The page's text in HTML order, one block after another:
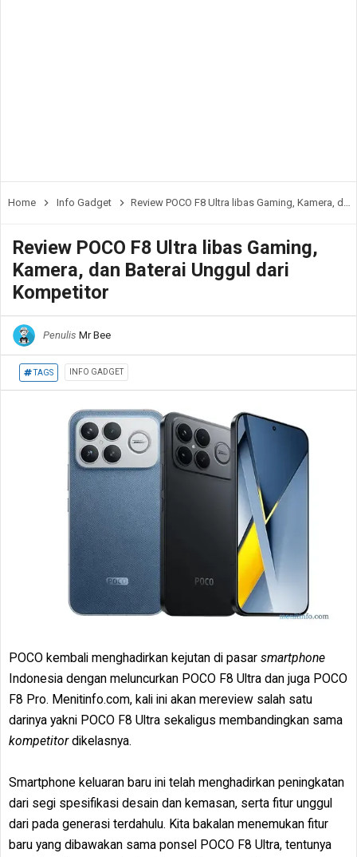
Home Info Gadget Review POCO F8 Ultra libas Gaming, Kamera, dan Baterai Unggul dari Kompetitor
Review POCO F8 Ultra libas Gaming,
Kamera, dan Baterai Unggul dari
Kompetitor
Penulis Mr Bee
TAGS INFO GADGET
POCO kembali menghadirkan kejutan di pasar smartphone
Indonesia dengan meluncurkan POCO F8 Ultra dan juga POCO
F8 Pro. Menitinfo.com, kali ini akan mereview salah satu
darinya yakni POCO F8 Ultra sekaligus membandingkan sama
kompetitordikelasnya.
Smartphone keluaran baru ini telah menghadirkan peningkatan
dari segi spesifikasi desain dan kemasan, serta fitur unggul
dari pada generasi terdahulu. Kita bakalan menemukan fitur
baru yang dibawakan sama ponsel POCO F8 Ultra, tentunya